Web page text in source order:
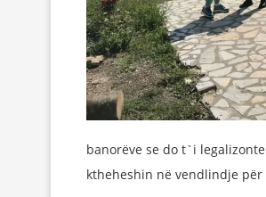
banorëve se do t`i
ktheheshin në vendlindje për